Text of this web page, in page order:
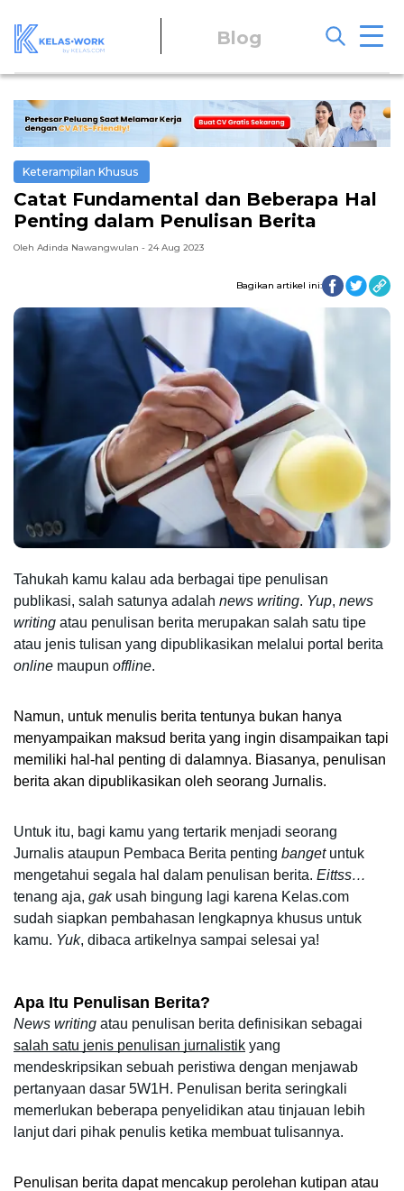
Blog
Keterampilan Khusus
Catat Fundamental dan Beberapa Hal
Penting dalam Penulisan Berita
Oleh Adinda Nawangwulan - 24 Aug 2023
Bagikan artikel ini:
Tahukah kamu kalau ada berbagai tipe penulisan
publikasi, salah satunya adalah news writing. Yup, news
writing atau penulisan berita merupakan salah satu tipe
online maupun offline.
Namun, untuk menulis berita tentunya bukan hanya
menyampaikan maksud berita yang ingin disampaikan tapi
memiliki hal-hal penting di dalamnya. Biasanya, penulisan
berita akan dipublikasikan oleh seorang Jurnalis.
Untuk itu, bagi kamu yang tertarik menjadi seorang
Jurnalis ataupun Pembaca Berita penting banget untuk
mengetahui segala hal dalam penulisan berita. Eittss…
tenang aja, gak usah bingung lagi karena Kelas.com
sudah siapkan pembahasan lengkapnya khusus untuk
kamu. Yuk, dibaca artikelnya sampai selesai ya!
Apa Itu Penulisan Berita?
News writing
salah satu jenis penulisan jurnalistik yang
mendeskripsikan sebuah peristiwa dengan menjawab
pertanyaan dasar 5W1H. Penulisan berita seringkali
memerlukan beberapa penyelidikan atau tinjauan lebih
lanjut dari pihak penulis ketika membuat tulisannya.
Penulisan berita dapat mencakup perolehan kutipan atau